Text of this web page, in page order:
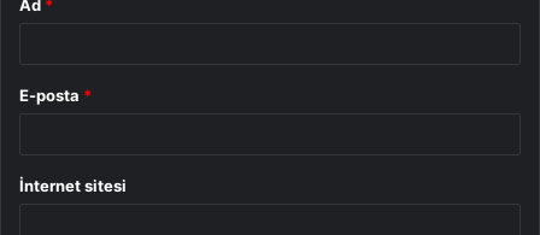
Ad *
E-posta *
İnternet sitesi